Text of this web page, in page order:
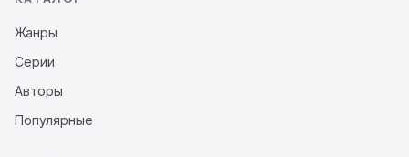
Жанры
Серии
Авторы
Популярные